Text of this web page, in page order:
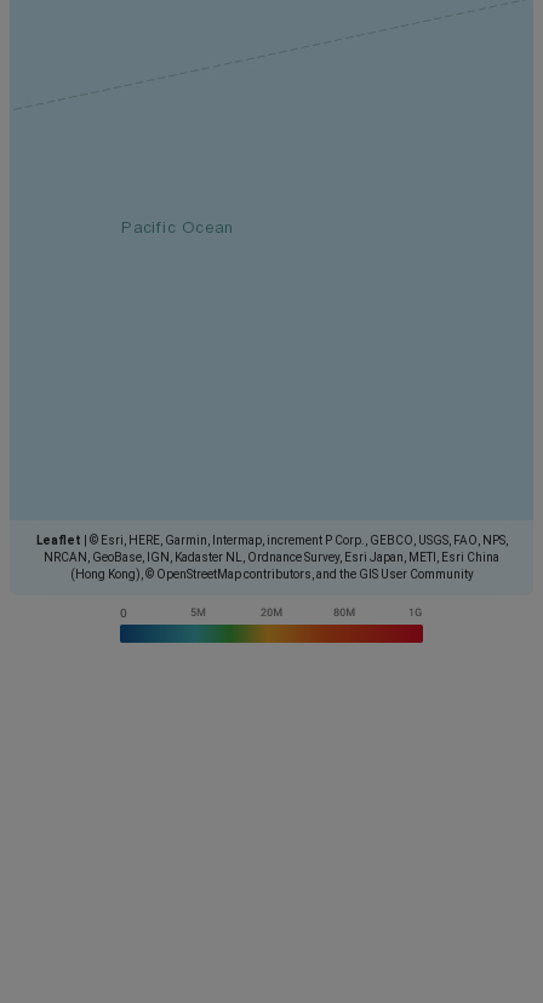
Leaflet
© Esri, HERE, Garmin, Intermap, increment P Corp., GEBCO, USGS, FAO, NPS,
NRCAN, GeoBase, IGN, Kadaster NL, Ordnance Survey, Esri Japan, METI, Esri China
(Hong Kong), © OpenStreetMap contributors, and the GIS User Community